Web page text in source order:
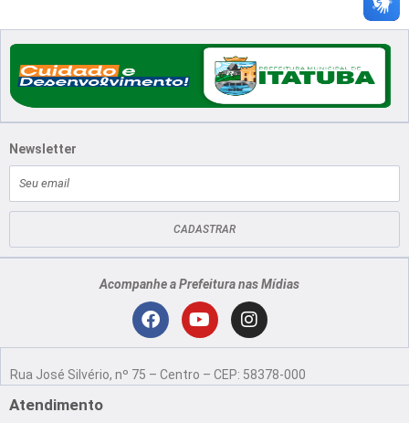
Newsletter
mail
CADASTRAR
Acompanhe a Prefeitura nas Mídias
F
c
Y
u
I
n
s
Rua José Silvério, nº 75 – Centro – CEP: 58378-000
Atendimento